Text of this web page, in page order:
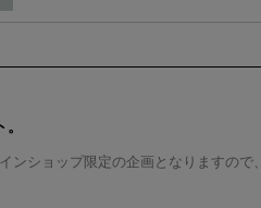
ショップ限定の企画となりますので、